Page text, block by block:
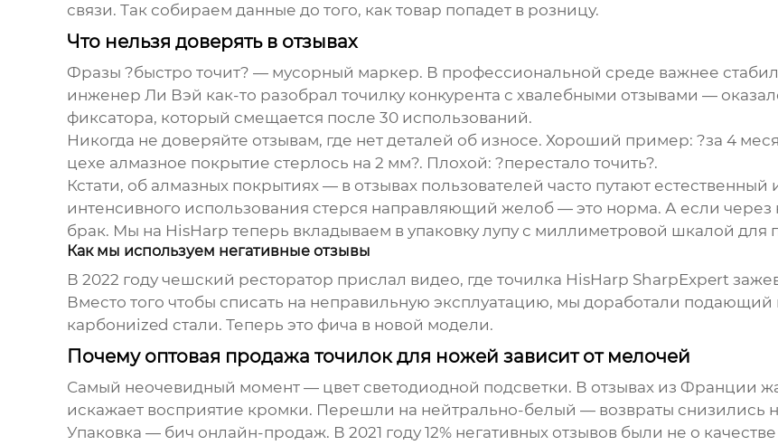
связи. Так собираем данные до того, как товар попадет в розницу.
Что нельзя доверять в отзывах
Фразы ?быстро точит? — мусорный маркер. В профессиональной среде важнее
инженер Ли Вэй как-то разобрал точилку конкурента с хвалебными отзывами —
фиксатора, который смещается после 30 использований.
Никогда не доверяйте отзывам, где нет деталей об износе. Хороший пример: ?за 4
цехе алмазное покрытие стерлось на 2 мм?. Плохой: ?перестало точить?.
Кстати, об алмазных покрытиях — в отзывах пользователей часто путают
интенсивного использования стерся направляющий желоб — это норма. А если
брак. Мы на HisHarp теперь вкладываем в упаковку лупу с миллиметровой шкалой для
Как мы используем негативные отзывы
В 2022 году чешский ресторатор прислал видео, где точилка HisHarp SharpExpert
Вместо того чтобы списать на неправильную эксплуатацию, мы доработали
карбониized стали. Теперь это фича в новой модели.
Почему оптовая продажа точилок для ножей зависит от мелочей
Самый неочевидный момент — цвет светодиодной подсветки. В отзывах из Франции
искажает восприятие кромки. Перешли на нейтрально-белый — возвраты снизились
Упаковка — бич онлайн-продаж. В 2021 году 12% негативных отзывов были не о